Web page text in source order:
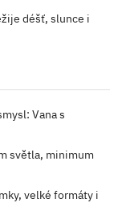
déšť, slunce i
Vana s
světla, minimum
velké formáty i